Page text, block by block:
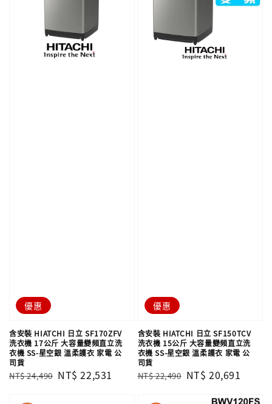
優惠
含安裝 HIATCHI 日立 SF170ZFV
洗衣機 17公斤 大容量變頻直立洗
衣機 SS-星空銀 溫柔護衣 家電 公
司貨
Regular
NT$ 24,490 Sale
NT$ 22,531
優惠
含安裝 HIATCHI 日立 SF150TCV
洗衣機 15公斤 大容量變頻直立洗
衣機 SS-星空銀 溫柔護衣 家電 公
司貨
Regular
NT$ 22,490 Sale
NT$ 20,691